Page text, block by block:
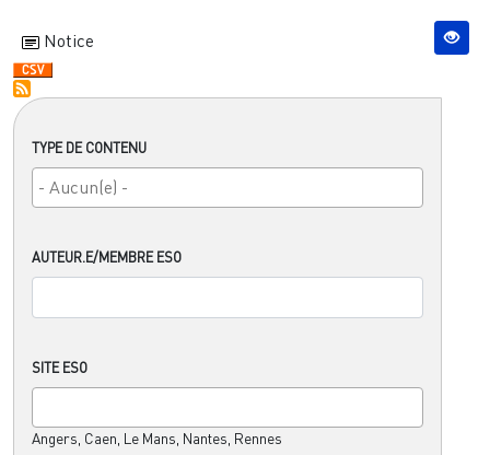
TYPE DE CONTENU
AUTEUR.E/MEMBRE ESO
SITE ESO
Angers, Caen, Le Mans, Nantes, Rennes
Notice